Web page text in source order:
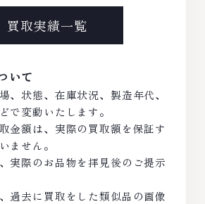
買取実績一覧
いて
、状態、在庫状況、製造年代、
で変動いたします。
金額は、実際の買取額を保証す
ません。
実際のお品物を拝見後のご提示
過去に買取をした類似品の画像